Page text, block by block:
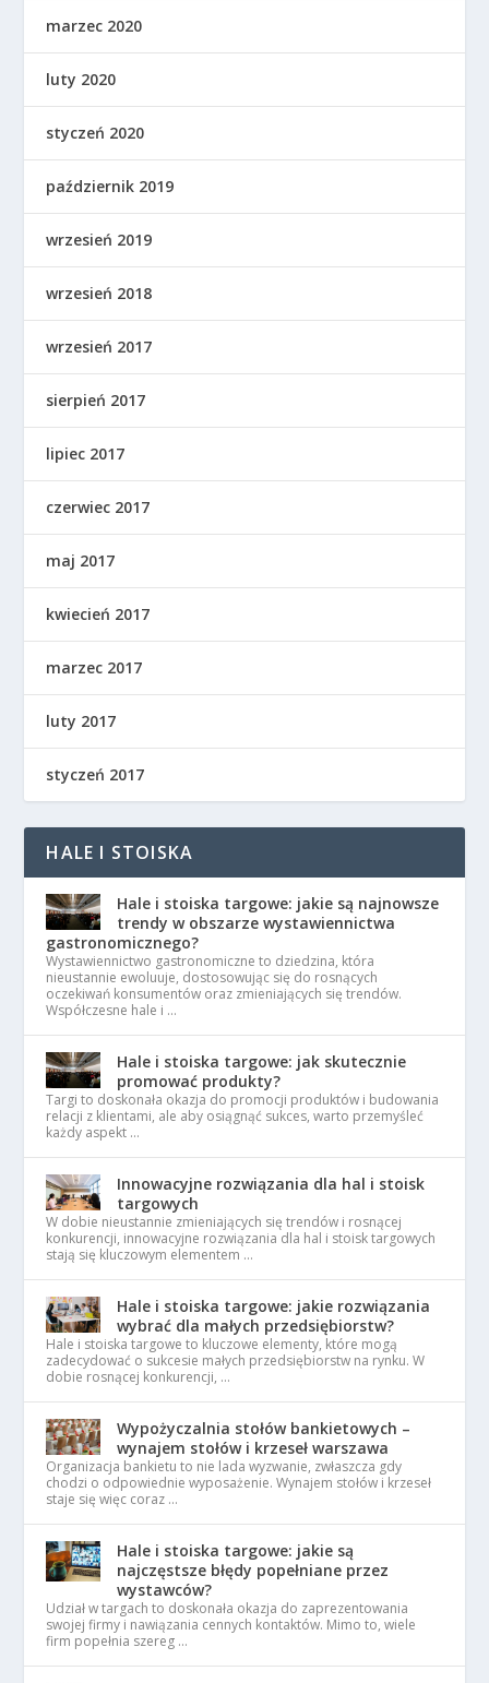
marzec 2020
luty 2020
styczeń 2020
październik 2019
wrzesień 2019
wrzesień 2018
wrzesień 2017
sierpień 2017
lipiec 2017
czerwiec 2017
maj 2017
kwiecień 2017
marzec 2017
luty 2017
styczeń 2017
HALE I STOISKA
Hale i stoiska targowe: jakie są najnowsze
trendy w obszarze wystawiennictwa
gastronomicznego?
Wystawiennictwo gastronomiczne to dziedzina, która
nieustannie ewoluuje, dostosowując się do rosnących
oczekiwań konsumentów oraz zmieniających się trendów.
Współczesne hale i …
Hale i stoiska targowe: jak skutecznie
promować produkty?
Targi to doskonała okazja do promocji produktów i budowania
relacji z klientami, ale aby osiągnąć sukces, warto przemyśleć
każdy aspekt …
Innowacyjne rozwiązania dla hal i stoisk
targowych
W dobie nieustannie zmieniających się trendów i rosnącej
konkurencji, innowacyjne rozwiązania dla hal i stoisk targowych
stają się kluczowym elementem …
Hale i stoiska targowe: jakie rozwiązania
wybrać dla małych przedsiębiorstw?
Hale i stoiska targowe to kluczowe elementy, które mogą
zadecydować o sukcesie małych przedsiębiorstw na rynku. W
dobie rosnącej konkurencji, …
Wypożyczalnia stołów bankietowych –
wynajem stołów i krzeseł warszawa
Organizacja bankietu to nie lada wyzwanie, zwłaszcza gdy
chodzi o odpowiednie wyposażenie. Wynajem stołów i krzeseł
staje się więc coraz …
Hale i stoiska targowe: jakie są
najczęstsze błędy popełniane przez
wystawców?
Udział w targach to doskonała okazja do zaprezentowania
swojej firmy i nawiązania cennych kontaktów. Mimo to, wiele
firm popełnia szereg …